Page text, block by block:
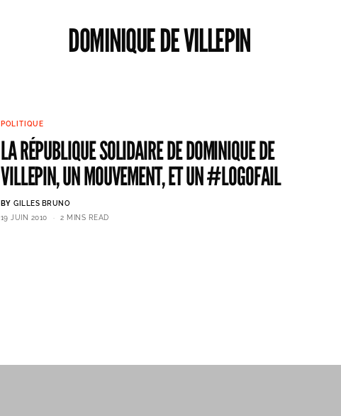
DOMINIQUE DE VILLEPIN
POLITIQUE
LA RÉPUBLIQUE SOLIDAIRE DE DOMINIQUE DE
VILLEPIN, UN MOUVEMENT, ET UN #LOGOFAIL
BY GILLES BRUNO
19 JUIN 2010
2 MINS READ